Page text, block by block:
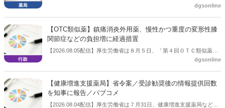
川薬品（長野市）は7月31日に事業を停止し、自己破産申請の準備に
dgsonline
【OTC類似薬】鎮痛消炎外用薬、慢性かつ重度の変形性膝
関節症などの負担増に経過措置
【2026.08.05配信】厚生労働省は８月５日、「第４回ＯＴＣ類似薬の
保険給付の見直しの実施に向けた技術的検討会」を開催。「中間とり
会等に報告し、令和８年秋頃を目途に結論を得る予定。
dgsonline
【健康増進支援薬局】省令案／受診勧奨後の情報提供回数
を知事に報告／パブコメ
【2026.08.04配信】厚生労働省は７月31日、健康増進支援薬局などに